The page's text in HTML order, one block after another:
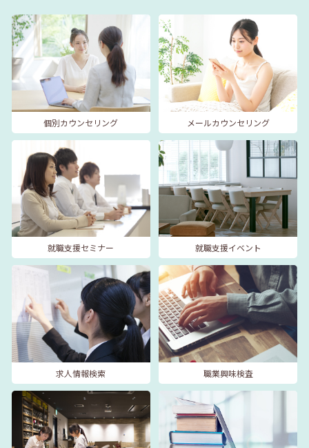
個別カウンセリング メールカウンセリング
就職支援セミナー 就職支援イベント
求人情報検索 職業興味検査